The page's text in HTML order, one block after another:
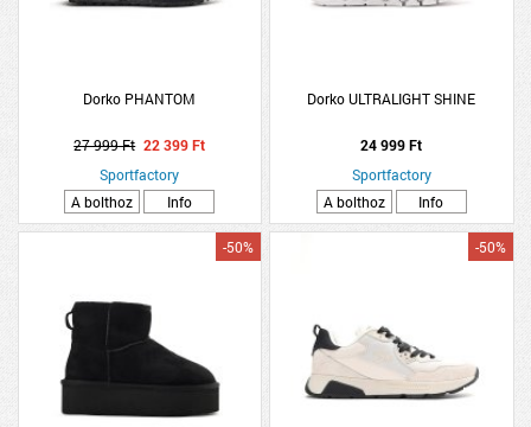
Dorko PHANTOM
27 999 Ft 22 399 Ft
Sportfactory
A bolthoz
Info
Dorko ULTRALIGHT SHINE
24 999 Ft
Sportfactory
A bolthoz
Info
-50% -50%